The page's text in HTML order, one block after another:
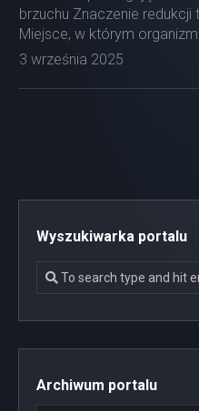
brzuchu Znaczenie redukcji
Miejsce, w którym
3 września 2025
Wyszukiwarka portalu
Archiwum portalu